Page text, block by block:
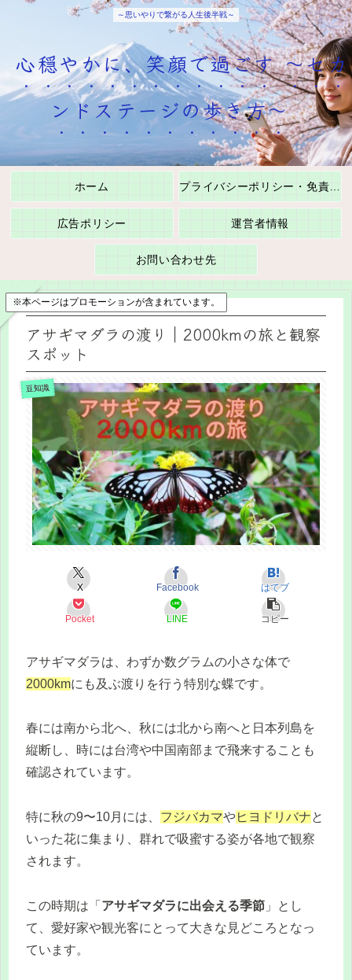
～思いやりで繋がる人生後半戦～
心穏やかに、笑顔で過ごす ～セカ
ンドステージの歩き方～
ホーム
広告ポリシー 運営者情報
お問い合わせ先
※本ページはプロモーションが含まれています。
アサギマダラの渡り｜2000kmの旅と観察
スポット
豆知識
X Facebook はてブ
Pocket LINE コピー
アサギマダラは、わずか数グラムの小さな体で
2000kmにも及ぶ渡りを行う特別な蝶です。
春には南から北へ、秋には北から南へと日本列島を
縦断し、時には台湾や中国南部まで飛来することも
確認されています。
特に秋の9〜10月には、 フジバカマやヒヨドリバナと
いった花に集まり、群れで吸蜜する姿が各地で観察
されます。
この時期は「 アサギマダラに出会える季節 」とし
て、愛好家や観光客にとって大きな見どころとなっ
ています。